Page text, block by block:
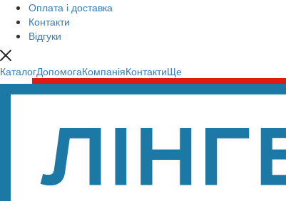
Оплата і доставка
Контакти
Відгуки
КаталогДопомогаКомпаніяКонтактиЩе